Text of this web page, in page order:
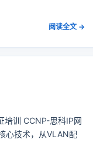
阅读全文 →
训 CCNP-思科IP网
心技术，从VLAN配